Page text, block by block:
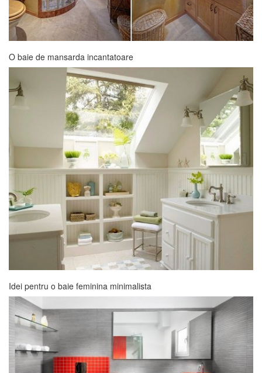
O baie de mansarda incantatoare
Idei pentru o baie feminina minimalista